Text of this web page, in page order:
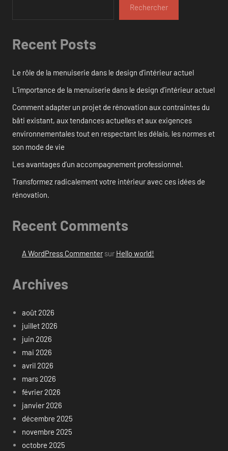
Rechercher
Recent Posts
Le rôle de la menuiserie dans le design d’intérieur actuel
L’importance de la menuiserie dans le design d’intérieur actuel
Comment adapter un projet de rénovation aux contraintes du
bâti existant, aux tendances actuelles et aux exigences
environnementales tout en respectant les délais, les normes et
son mode de vie
Les avantages d’un accompagnement professionnel.
Transformez radicalement votre intérieur avec ces idées de
rénovation.
Recent Comments
A WordPress Commentersur Hello world!
Archives
août 2026
juillet 2026
juin 2026
mai 2026
avril 2026
mars 2026
février 2026
janvier 2026
décembre 2025
novembre 2025
octobre 2025